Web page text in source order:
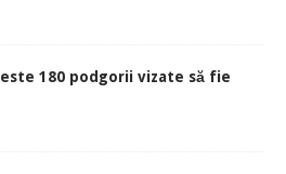
180 podgorii vizate să fie